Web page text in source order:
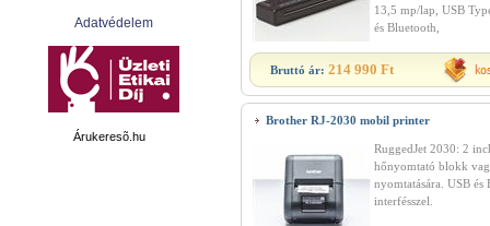
Adatvédelem
Árukeresõ.hu
13,5 mp/lap, USB
és Bluetooth,
Bruttó ár: 214 990 Ft
Brother RJ-2030 mobil printer
RuggedJet 2030: 2
hőnyomtató blokk
nyomtatására. USB és
interfésszel.